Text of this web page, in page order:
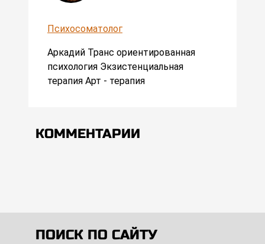
Психосоматолог
Аркадий Транс ориентированная
психология Экзистенциальная
терапия Арт - терапия
КОММЕНТАРИИ
ПОИСК ПО САЙТУ